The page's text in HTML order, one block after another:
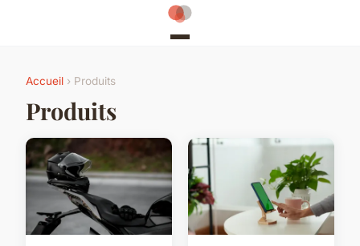
Accueil › Produits
Produits